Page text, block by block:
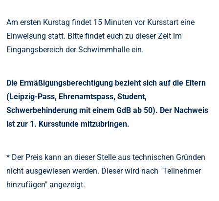
Am ersten Kurstag findet 15 Minuten vor Kursstart eine
Einweisung statt. Bitte findet euch zu dieser Zeit im
Eingangsbereich der Schwimmhalle ein.
Die Ermäßigungsberechtigung bezieht sich auf die Eltern
(Leipzig-Pass, Ehrenamtspass, Student,
Schwerbehinderung mit einem GdB ab 50). Der Nachweis
ist zur 1. Kursstunde mitzubringen.
* Der Preis kann an dieser Stelle aus technischen Gründen
nicht ausgewiesen werden. Dieser wird nach "Teilnehmer
hinzufügen" angezeigt.